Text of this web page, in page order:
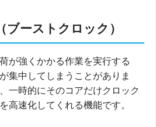
ーストクロック）
が強くかかる作業を実行する
集中してしまうことがありま
一時的にそのコアだけクロック
高速化してくれる機能です。